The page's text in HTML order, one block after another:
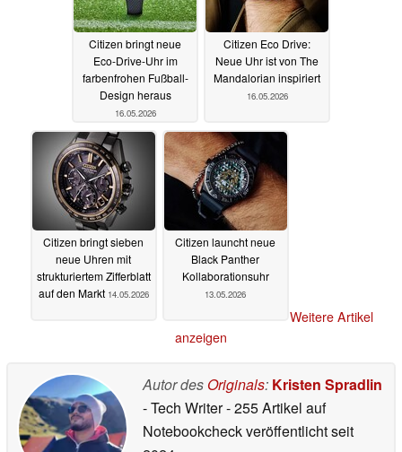
Citizen bringt neue
Eco-Drive-Uhr im
farbenfrohen Fußball-
Design heraus
16.05.2026
Citizen Eco Drive:
Neue Uhr ist von The
Mandalorian inspiriert
16.05.2026
Citizen bringt sieben
neue Uhren mit
strukturiertem Zifferblatt
auf den Markt 14.05.2026
Citizen launcht neue
Black Panther
Kollaborationsuhr
13.05.2026
Weitere Artikel
anzeigen
Autor des Originals: Kristen Spradlin
- Tech Writer- 255 Artikel auf
Notebookcheck veröffentlichtseit